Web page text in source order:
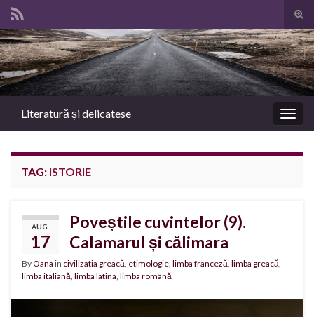
Search for:
Literatură și delicatese
TAG: ISTORIE
AUG.
17
Poveștile cuvintelor (9).
Calamarul și călimara
ByOana in civilizatia greacă etimologie limba franceză limba greacă
limba italiană limba latina limba română